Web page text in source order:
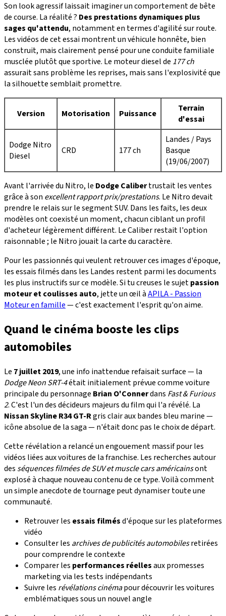
Son look agressif laissait imaginer un comportement de bête
de course. La réalité ? Des prestations dynamiques plus
sages qu'attendu, notamment en termes d'agilité sur route.
Les vidéos de cet essai montrent un véhicule honnête, bien
construit, mais clairement pensé pour une conduite familiale
musclée plutôt que sportive. Le moteur diesel de 177 ch
assurait sans problème les reprises, mais sans l'explosivité que
la silhouette semblait promettre.
Version Motorisation Puissance
Terrain
d'essai
Dodge Nitro
Diesel
CRD 177 ch
Landes / Pays
Basque
(19/06/2007)
Avant l'arrivée du Nitro, le Dodge Calibertrustait les ventes
grâce à son excellent rapport prix/prestations. Le Nitro devait
prendre le relais sur le segment SUV. Dans les faits, les deux
modèles ont coexisté un moment, chacun ciblant un profil
d'acheteur légèrement différent. Le Caliber restait l'option
raisonnable ; le Nitro jouait la carte du caractère.
Pour les passionnés qui veulent retrouver ces images d'époque,
les essais filmés dans les Landes restent parmi les documents
les plus instructifs sur ce modèle. Si tu creuses le sujetpassion
moteur et coulisses auto, jette un œil àAPILA - Passion
Moteur en famille— c'est exactement l'esprit qu'on aime.
Quand le cinéma booste les clips
automobiles
Le 7 juillet 2019, une info inattendue refaisait surface — la
Dodge Neon SRT-4était initialement prévue comme voiture
principale du personnage Brian O'Connerdans Fast & Furious
2. C'est l'un des décideurs majeurs du film qui l'a révélé. La
Nissan Skyline R34 GT-Rgris clair aux bandes bleu marine —
icône absolue de la saga — n'était donc pas le choix de départ.
Cette révélation a relancé un engouement massif pour les
vidéos liées aux voitures de la franchise. Les recherches autour
des séquences filmées de SUV et muscle cars américainsont
explosé à chaque nouveau contenu de ce type. Voilà comment
un simple anecdote de tournage peut dynamiser toute une
communauté.
Retrouver les essais filmésd'époque sur les plateformes
vidéo
Consulter les archives de publicités automobilesretirées
pour comprendre le contexte
Comparer les performances réellesaux promesses
marketing via les tests indépendants
Suivre les révélations cinémapour découvrir les voitures
emblématiques sous un nouvel angle